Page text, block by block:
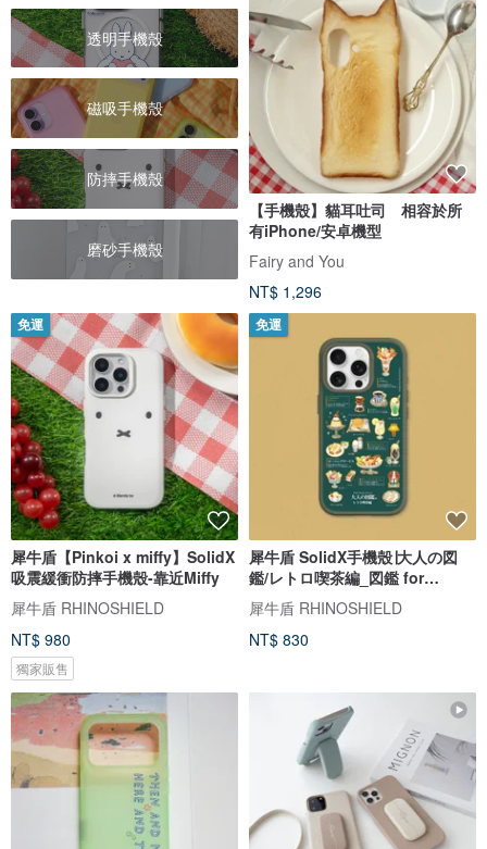
透明手機殼
磁吸手機殼
防摔手機殼
磨砂手機殼
【手機殼】貓耳吐司 相容於所
有iPhone/安卓機型
Fairy and You
NT$ 1,296
免運
犀牛盾【Pinkoi x miffy】SolidX
吸震緩衝防摔手機殼-靠近Miffy
犀牛盾 RHINOSHIELD
NT$ 980
獨家販售
免運
犀牛盾 SolidX手機殼∣大人の図
鑑/レトロ喫茶編_図鑑 for
iPhone
犀牛盾 RHINOSHIELD
NT$ 830